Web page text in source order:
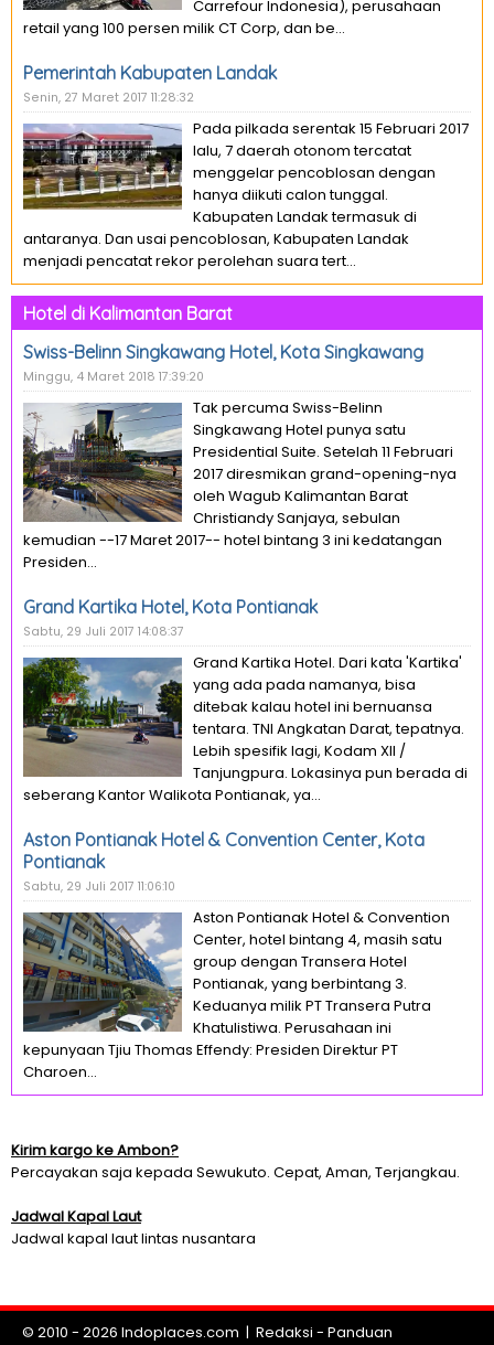
Carrefour Indonesia), perusahaan
retail yang 100 persen milik CT Corp, dan be...
Pemerintah Kabupaten Landak
Senin, 27 Maret 2017 11:28:32
Pada pilkada serentak 15 Februari 2017
lalu, 7 daerah otonom tercatat
menggelar pencoblosan dengan
hanya diikuti calon tunggal.
Kabupaten Landak termasuk di
antaranya. Dan usai pencoblosan, Kabupaten Landak
menjadi pencatat rekor perolehan suara tert...
Hotel di Kalimantan Barat
Swiss-Belinn Singkawang Hotel, Kota Singkawang
Minggu, 4 Maret 2018 17:39:20
Tak percuma Swiss-Belinn
Singkawang Hotel punya satu
Presidential Suite. Setelah 11 Februari
2017 diresmikan grand-opening-nya
oleh Wagub Kalimantan Barat
Christiandy Sanjaya, sebulan
kemudian --17 Maret 2017-- hotel bintang 3 ini kedatangan
Presiden...
Grand Kartika Hotel, Kota Pontianak
Sabtu, 29 Juli 2017 14:08:37
Grand Kartika Hotel. Dari kata 'Kartika'
yang ada pada namanya, bisa
ditebak kalau hotel ini bernuansa
tentara. TNI Angkatan Darat, tepatnya.
Lebih spesifik lagi, Kodam XII /
Tanjungpura. Lokasinya pun berada di
seberang Kantor Walikota Pontianak, ya...
Aston Pontianak Hotel & Convention Center, Kota
Pontianak
Sabtu, 29 Juli 2017 11:06:10
Aston Pontianak Hotel & Convention
Center, hotel bintang 4, masih satu
group dengan Transera Hotel
Pontianak, yang berbintang 3.
Keduanya milik PT Transera Putra
Khatulistiwa. Perusahaan ini
kepunyaan Tjiu Thomas Effendy: Presiden Direktur PT
Charoen...
Kirim kargo ke Ambon?
Percayakan saja kepada Sewukuto. Cepat, Aman, Terjangkau.
Jadwal Kapal Laut
Jadwal kapal laut lintas nusantara
© 2010 - 2026 Indoplaces.com | Redaksi - Panduan